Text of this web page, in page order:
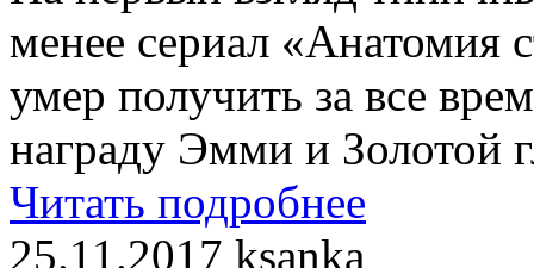
менее сериал «Анатомия
умер получить за все
награду Эмми и Золотой
Читать подробнее
25.11.2017 ksanka